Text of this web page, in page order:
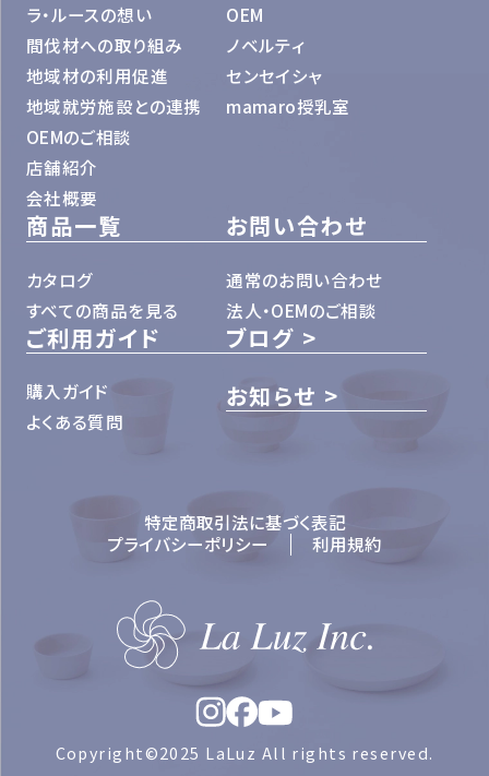
ラ・ルースの想い
間伐材への取り組み
地域材の利用促進
地域就労施設との連携
OEMのご相談
店舗紹介
会社概要
OEM
ノベルティ
センセイシャ
mamaro授乳室
商品一覧
カタログ
すべての商品を見る
お問い合わせ
通常のお問い合わせ
法人・OEMのご相談
ご利用ガイド
購入ガイド
よくある質問
ブログ
お知らせ
特定商取引法に基づく表記
プライバシーポリシー
利用規約
Copyright©2025 LaLuz All rights reserved.